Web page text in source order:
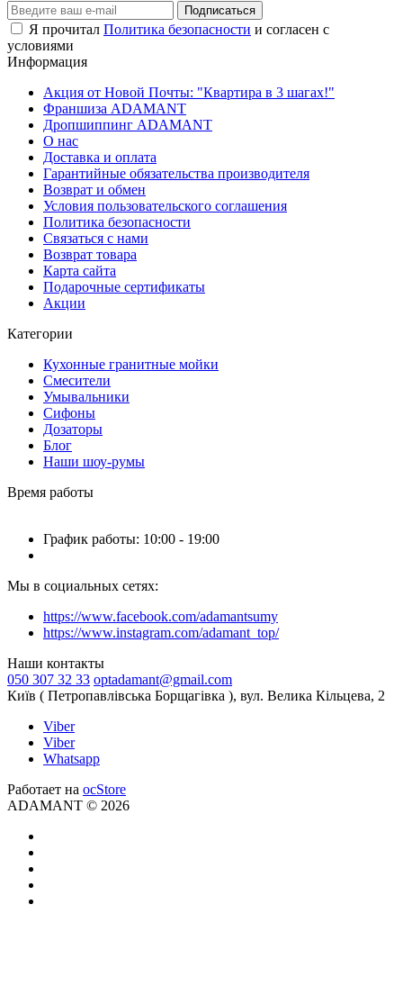
Подписаться
Я прочитал Политика безопасности и согласен с
условиями
Информация
Акция от Новой Почты: "Квартира в 3 шагах!"
Франшиза ADAMANT
Дропшиппинг ADAMANT
О нас
Доставка и оплата
Гарантийные обязательства производителя
Возврат и обмен
Условия пользовательского соглашения
Политика безопасности
Связаться с нами
Возврат товара
Карта сайта
Подарочные сертификаты
Акции
Категории
Кухонные гранитные мойки
Смесители
Умывальники
Сифоны
Дозаторы
Блог
Наши шоу-румы
Время работы
График работы: 10:00 - 19:00
Мы в социальных сетях:
https://www.facebook.com/adamantsumy
https://www.instagram.com/adamant_top/
Наши контакты
050 307 32 33 optadamant@gmail.com
Київ ( Петропавлівська Борщагівка ), вул. Велика Кільцева, 2
Viber
Viber
Whatsapp
Работает на ocStore
ADAMANT © 2026